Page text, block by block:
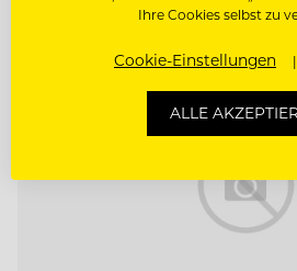
Ihre Cookies selbst zu
Cookie-Einstellungen
ALLE